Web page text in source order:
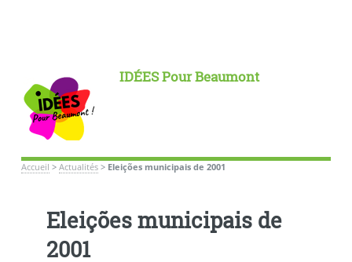
IDÉES Pour Beaumont
Accueil > Actualités> Eleições municipais de 2001
Eleições municipais de
2001